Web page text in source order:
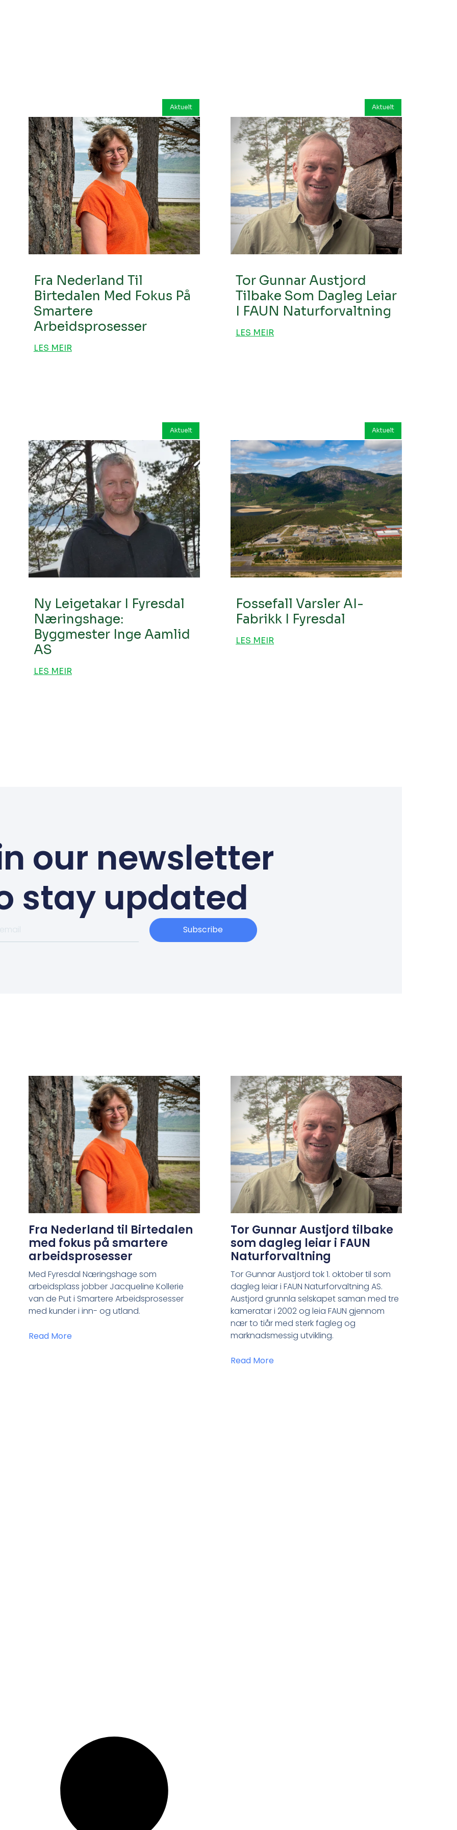
Aktuelt
Fra Nederland Til
Birtedalen Med Fokus På
Smartere
Arbeidsprosesser
LES MEIR
Aktuelt
Tor Gunnar Austjord
Tilbake Som Dagleg Leiar
I FAUN Naturforvaltning
LES MEIR
Aktuelt
Ny Leigetakar I Fyresdal
Næringshage:
Byggmester Inge Aamlid
AS
LES MEIR
Aktuelt
Fossefall Varsler AI-
Fabrikk I Fyresdal
LES MEIR
our newsletter
stay updated
Subscribe
Fra Nederland til Birtedalen
med fokus på smartere
arbeidsprosesser
Med Fyresdal Næringshage som
arbeidsplass jobber Jacqueline Kollerie
van de Put i Smartere Arbeidsprosesser
med kunder i inn- og utland.
Read More
Tor Gunnar Austjord tilbake
som dagleg leiar i FAUN
Naturforvaltning
Tor Gunnar Austjord tok 1. oktober til som
dagleg leiar i FAUN Naturforvaltning AS.
Austjord grunnla selskapet saman med tre
kameratar i 2002 og leia FAUN gjennom
nær to tiår med sterk fagleg og
marknadsmessig utvikling.
Read More